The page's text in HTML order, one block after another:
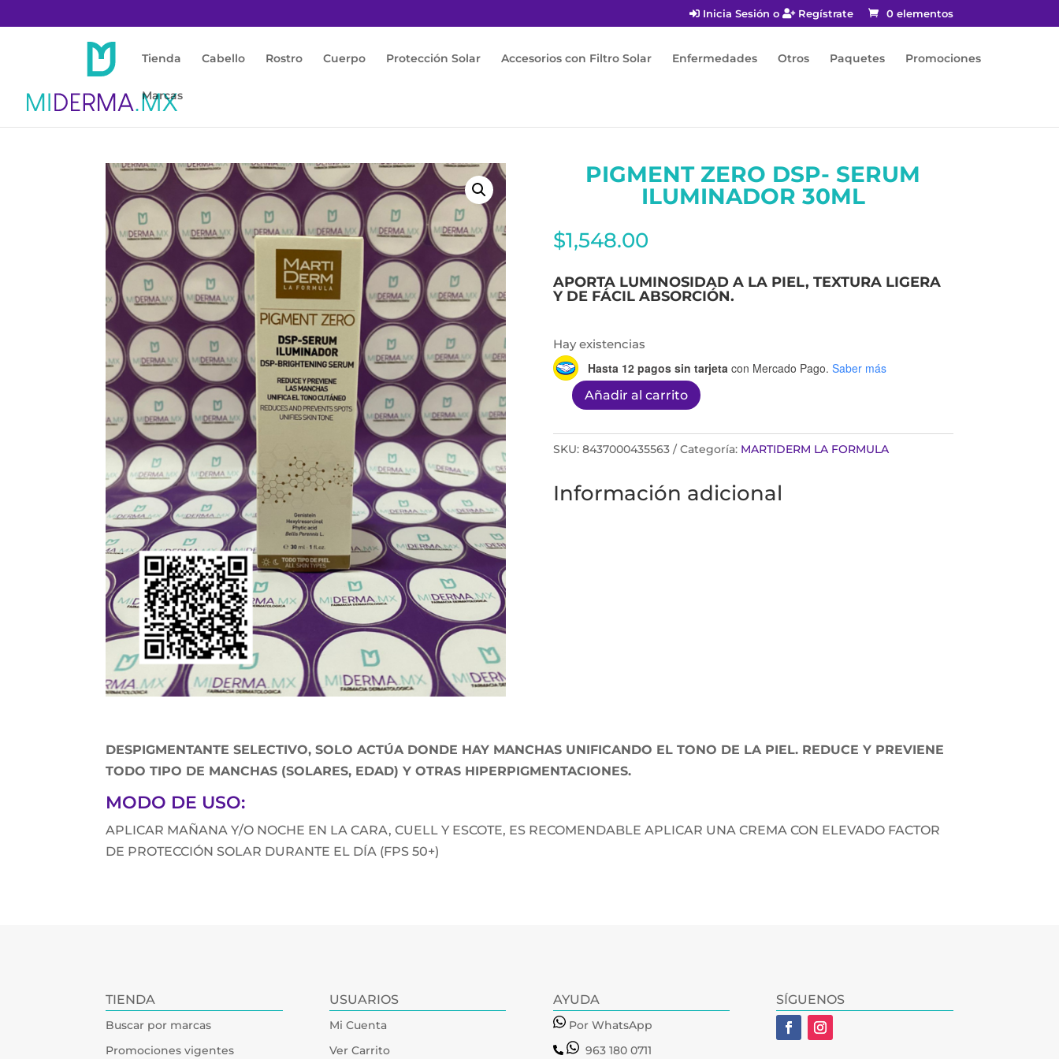
Inicia Sesión o Regístrate 0 elementos
Tienda Cabello Rostro Cuerpo Protección Solar Accesorios con Filtro Solar Enfermedades Otros Paquetes Promociones
Marcas
PIGMENT ZERO DSP- SERUM
ILUMINADOR 30ML
$1,548.00
APORTA LUMINOSIDAD A LA PIEL, TEXTURA LIGERA
Y DE FÁCIL ABSORCIÓN.
Hay existencias
Hasta 12 pagos sin tarjeta con Mercado Pago. Saber más
PIGMENT
DSP-
ILUMINADOR
Añadir al carrito
SKU: 8437000435563 Categoría: MARTIDERM LA FORMULA
Información adicional
DESPIGMENTANTE SELECTIVO, SOLO ACTÚA DONDE HAY MANCHAS UNIFICANDO EL TONO DE LA PIEL. REDUCE Y PREVIENE
TODO TIPO DE MANCHAS (SOLARES, EDAD) Y OTRAS HIPERPIGMENTACIONES.
MODO DE USO:
APLICAR MAÑANA Y/O NOCHE EN LA CARA, CUELL Y ESCOTE, ES RECOMENDABLE APLICAR UNA CREMA CON ELEVADO FACTOR
DE PROTECCIÓN SOLAR DURANTE EL DÍA (FPS 50+)
TIENDA
Buscar por marcas
Promociones vigentes
USUARIOS
Mi Cuenta
Ver Carrito
AYUDA
Por WhatsApp
963 180 0711
SÍGUENOS